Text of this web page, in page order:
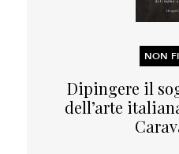
NON
Dipingere il
dell’arte